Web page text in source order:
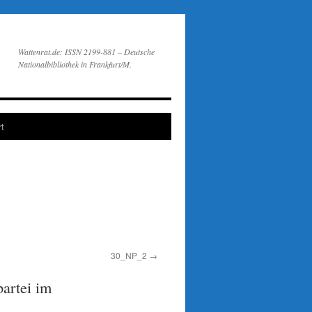
Wattenrat.de: ISSN 2199-881 – Deutsche
Nationalbibliothek in Frankfurt/M.
30_NP_2
im